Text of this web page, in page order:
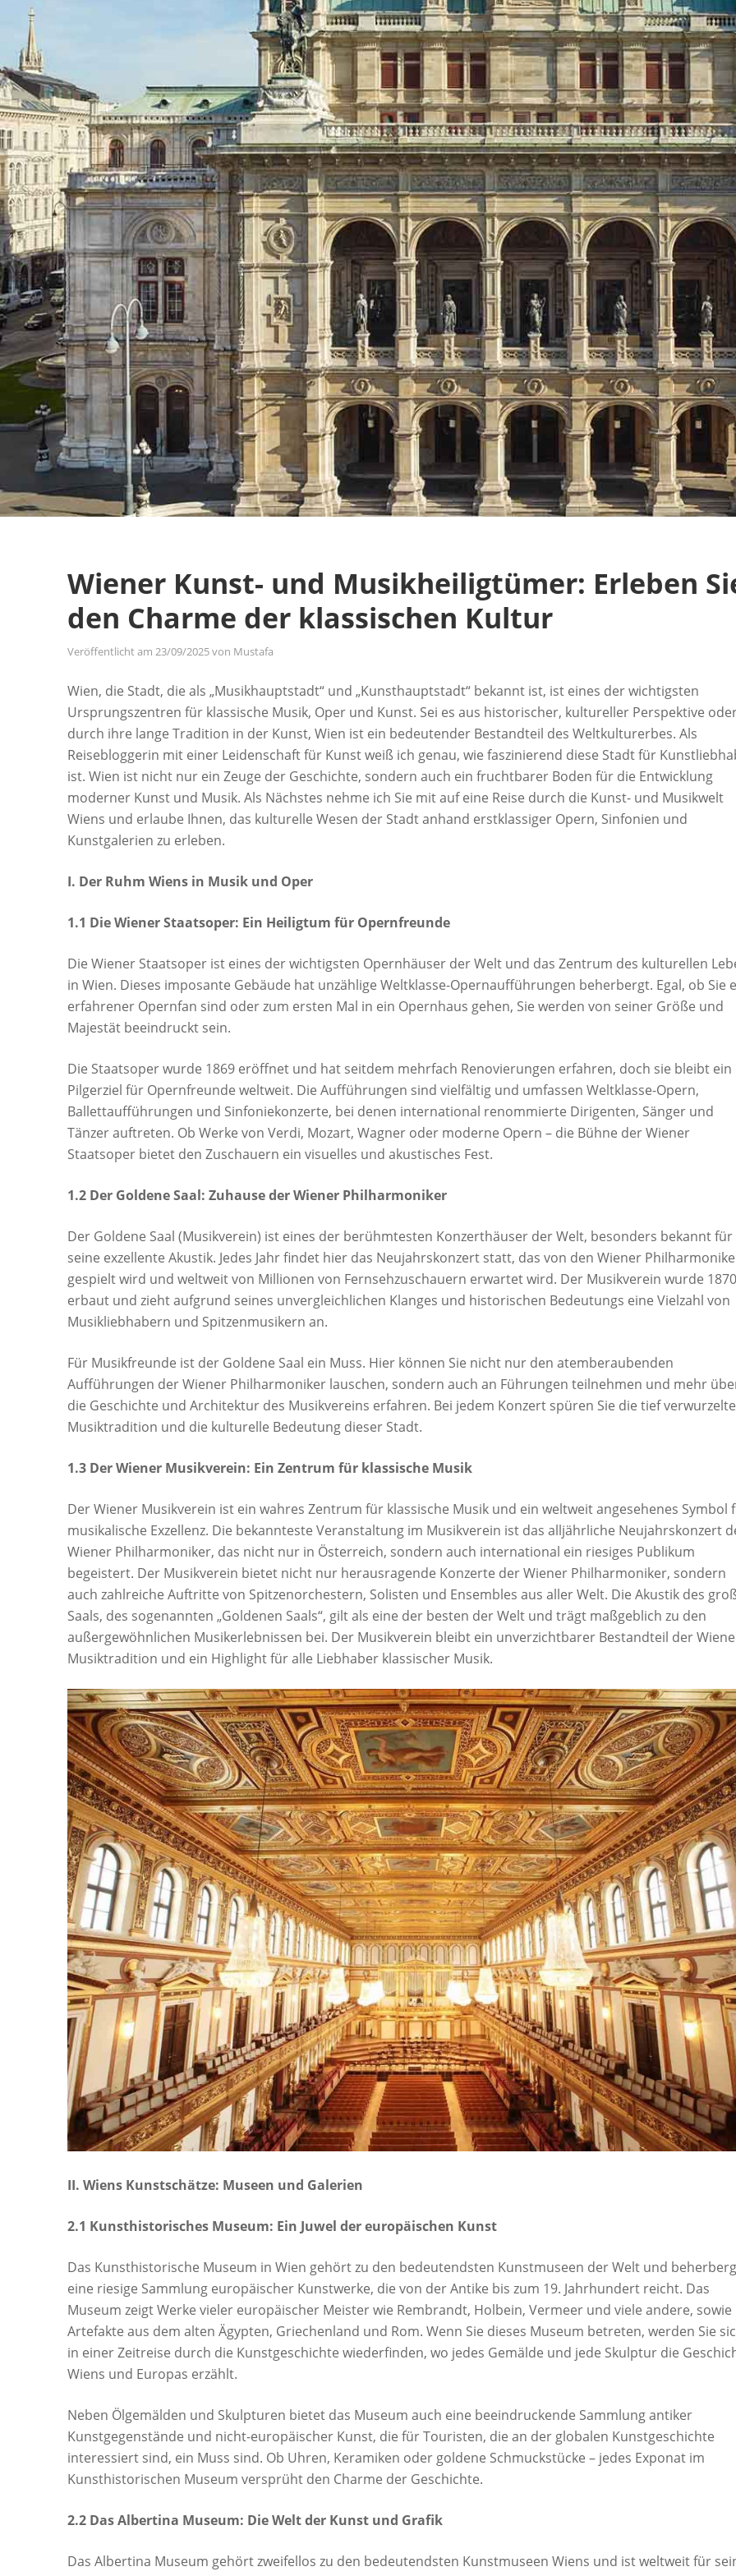
Wiener Kunst- und Musikheiligtümer: Erleben
den Charme der klassischen Kultur
Veröffentlicht am 23/09/2025von Mustafa
Wien, die Stadt, die als „Musikhauptstadt“ und „Kunsthauptstadt“ bekannt ist, ist eines der wichtigsten
Ursprungszentren für klassische Musik, Oper und Kunst. Sei es aus historischer, kultureller Perspektive
durch ihre lange Tradition in der Kunst, Wien ist ein bedeutender Bestandteil des Weltkulturerbes. Als
Reisebloggerin mit einer Leidenschaft für Kunst weiß ich genau, wie faszinierend diese Stadt für
ist. Wien ist nicht nur ein Zeuge der Geschichte, sondern auch ein fruchtbarer Boden für die Entwicklung
moderner Kunst und Musik. Als Nächstes nehme ich Sie mit auf eine Reise durch die Kunst- und Musikwelt
Wiens und erlaube Ihnen, das kulturelle Wesen der Stadt anhand erstklassiger Opern, Sinfonien und
Kunstgalerien zu erleben.
I. Der Ruhm Wiens in Musik und Oper
1.1 Die Wiener Staatsoper: Ein Heiligtum für Opernfreunde
Die Wiener Staatsoper ist eines der wichtigsten Opernhäuser der Welt und das Zentrum des kulturellen
in Wien. Dieses imposante Gebäude hat unzählige Weltklasse-Opernaufführungen beherbergt. Egal, ob Sie
erfahrener Opernfan sind oder zum ersten Mal in ein Opernhaus gehen, Sie werden von seiner Größe und
Majestät beeindruckt sein.
Die Staatsoper wurde 1869 eröffnet und hat seitdem mehrfach Renovierungen erfahren, doch sie bleibt ein
Pilgerziel für Opernfreunde weltweit. Die Aufführungen sind vielfältig und umfassen Weltklasse-Opern,
Ballettaufführungen und Sinfoniekonzerte, bei denen international renommierte Dirigenten, Sänger und
Tänzer auftreten. Ob Werke von Verdi, Mozart, Wagner oder moderne Opern – die Bühne der Wiener
Staatsoper bietet den Zuschauern ein visuelles und akustisches Fest.
1.2 Der Goldene Saal: Zuhause der Wiener Philharmoniker
Der Goldene Saal (Musikverein) ist eines der berühmtesten Konzerthäuser der Welt, besonders bekannt für
seine exzellente Akustik. Jedes Jahr findet hier das Neujahrskonzert statt, das von den Wiener
gespielt wird und weltweit von Millionen von Fernsehzuschauern erwartet wird. Der Musikverein wurde 1870
erbaut und zieht aufgrund seines unvergleichlichen Klanges und historischen Bedeutungs eine Vielzahl von
Musikliebhabern und Spitzenmusikern an.
Für Musikfreunde ist der Goldene Saal ein Muss. Hier können Sie nicht nur den atemberaubenden
Aufführungen der Wiener Philharmoniker lauschen, sondern auch an Führungen teilnehmen und mehr
die Geschichte und Architektur des Musikvereins erfahren. Bei jedem Konzert spüren Sie die tief verwurzelte
Musiktradition und die kulturelle Bedeutung dieser Stadt.
1.3 Der Wiener Musikverein: Ein Zentrum für klassische Musik
Der Wiener Musikverein ist ein wahres Zentrum für klassische Musik und ein weltweit angesehenes Symbol
musikalische Exzellenz. Die bekannteste Veranstaltung im Musikverein ist das alljährliche Neujahrskonzert
Wiener Philharmoniker, das nicht nur in Österreich, sondern auch international ein riesiges Publikum
begeistert. Der Musikverein bietet nicht nur herausragende Konzerte der Wiener Philharmoniker, sondern
auch zahlreiche Auftritte von Spitzenorchestern, Solisten und Ensembles aus aller Welt. Die Akustik des
Saals, des sogenannten „Goldenen Saals“, gilt als eine der besten der Welt und trägt maßgeblich zu den
außergewöhnlichen Musikerlebnissen bei. Der Musikverein bleibt ein unverzichtbarer Bestandteil der
Musiktradition und ein Highlight für alle Liebhaber klassischer Musik.
II. Wiens Kunstschätze: Museen und Galerien
2.1 Kunsthistorisches Museum: Ein Juwel der europäischen Kunst
Das Kunsthistorische Museum in Wien gehört zu den bedeutendsten Kunstmuseen der Welt und
eine riesige Sammlung europäischer Kunstwerke, die von der Antike bis zum 19. Jahrhundert reicht. Das
Museum zeigt Werke vieler europäischer Meister wie Rembrandt, Holbein, Vermeer und viele andere, sowie
Artefakte aus dem alten Ägypten, Griechenland und Rom. Wenn Sie dieses Museum betreten, werden Sie
in einer Zeitreise durch die Kunstgeschichte wiederfinden, wo jedes Gemälde und jede Skulptur die
Wiens und Europas erzählt.
Neben Ölgemälden und Skulpturen bietet das Museum auch eine beeindruckende Sammlung antiker
Kunstgegenstände und nicht-europäischer Kunst, die für Touristen, die an der globalen Kunstgeschichte
interessiert sind, ein Muss sind. Ob Uhren, Keramiken oder goldene Schmuckstücke – jedes Exponat im
Kunsthistorischen Museum versprüht den Charme der Geschichte.
2.2 Das Albertina Museum: Die Welt der Kunst und Grafik
Das Albertina Museum gehört zweifellos zu den bedeutendsten Kunstmuseen Wiens und ist weltweit für